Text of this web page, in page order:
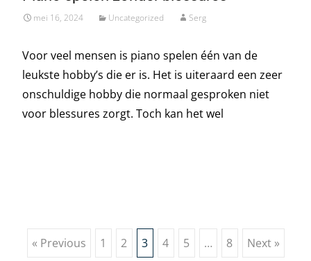
mei 16, 2024 Uncategorized Serg
Voor veel mensen is piano spelen één van de
leukste hobby’s die er is. Het is uiteraard een zeer
onschuldige hobby die normaal gesproken niet
voor blessures zorgt. Toch kan het wel
Posts
« Previous 1 2 3 4 5 … 8 Next »